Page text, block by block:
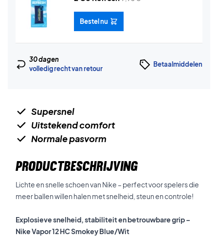
Bestel nu
30 dagen
volledig recht van retour
Betaalmiddelen
Supersnel
Uitstekend comfort
Normale pasvorm
PRODUCTBESCHRIJVING
Lichte en snelle schoen van Nike – perfect voor spelers die
meer ballen willen halen met snelheid, steun en controle!
Explosieve snelheid, stabiliteit en betrouwbare grip –
Nike Vapor 12 HC Smokey Blue/Wit